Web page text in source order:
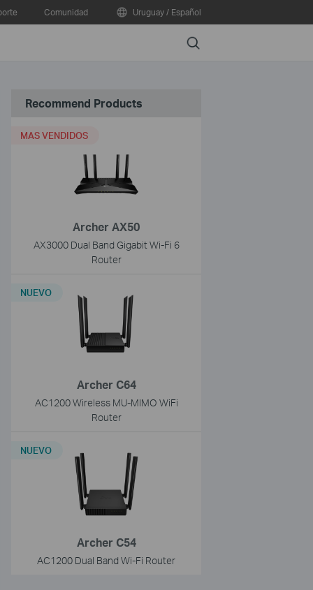
Comunidad Uruguay / Español
Search
Recommend Products
Archer AX50
AX3000 Dual Band Gigabit Wi-Fi 6
Router
MAS VENDIDOS
Archer C64
AC1200 Wireless MU-MIMO WiFi
Router
NUEVO
Archer C54
AC1200 Dual Band Wi-Fi Router
NUEVO